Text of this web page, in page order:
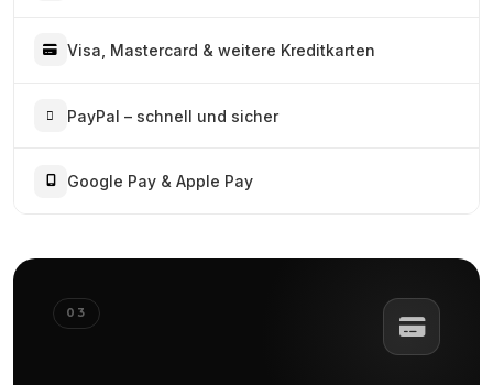
Visa, Mastercard & weitere Kreditkarten
PayPal – schnell und sicher
Google Pay & Apple Pay
03